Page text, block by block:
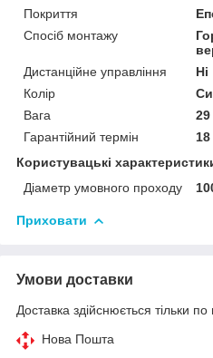
Покриття
Спосіб монтажу
Дистанційне управління
Ні
Колір
Вага
29
Гарантійний термін
18
Користувацькі
Діаметр умовного проходу
Приховати
Умови доставки
Доставка здійснюється тільки по
Нова Пошта